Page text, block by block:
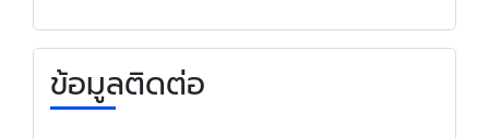
ข้อมูลติดต่อ